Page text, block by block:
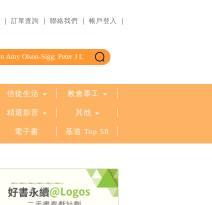
｜ 訂單查詢 ｜ 聯絡我們 ｜ 帳戶登入 ｜
信徒生活 教會事工
精選影音 其他
電子書 基道 Top 50